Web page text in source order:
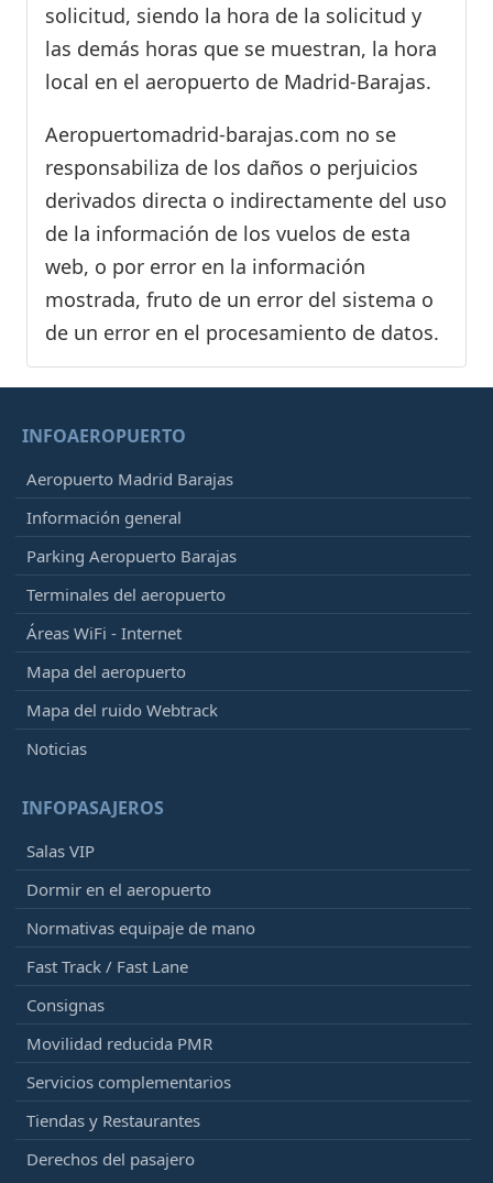
solicitud, siendo la hora de la solicitud y
las demás horas que se muestran, la hora
local en el aeropuerto de Madrid-Barajas.
Aeropuertomadrid-barajas.com no se
responsabiliza de los daños o perjuicios
derivados directa o indirectamente del uso
de la información de los vuelos de esta
web, o por error en la información
mostrada, fruto de un error del sistema o
de un error en el procesamiento de datos.
INFOAEROPUERTO
Aeropuerto Madrid Barajas
Información general
Parking Aeropuerto Barajas
Terminales del aeropuerto
Áreas WiFi - Internet
Mapa del aeropuerto
Mapa del ruido Webtrack
Noticias
INFOPASAJEROS
Salas VIP
Dormir en el aeropuerto
Normativas equipaje de mano
Fast Track / Fast Lane
Consignas
Movilidad reducida PMR
Servicios complementarios
Tiendas y Restaurantes
Derechos del pasajero